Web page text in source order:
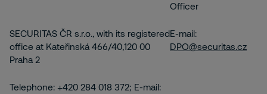
Officer
SECURITAS ČR s.r.o., with its registered
office at Kateřinská 466/40,120 00
Praha 2
Telephone: +420 284 018 372; E-mail:
E-mail:
DPO@securitas.cz